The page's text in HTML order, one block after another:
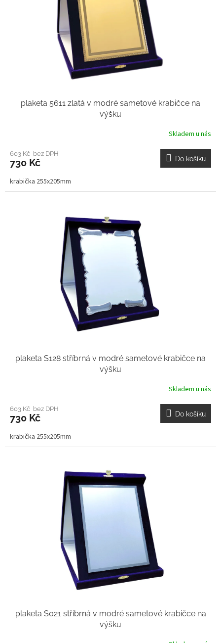
plaketa 5611 zlatá v modré sametové krabičce na
výšku
Skladem u nás
603 Kč bez DPH
730 Kč Do košíku
krabička 255x205mm
plaketa S128 stříbrná v modré sametové krabičce na
výšku
Skladem u nás
603 Kč bez DPH
730 Kč Do košíku
krabička 255x205mm
plaketa S021 stříbrná v modré sametové krabičce na
výšku